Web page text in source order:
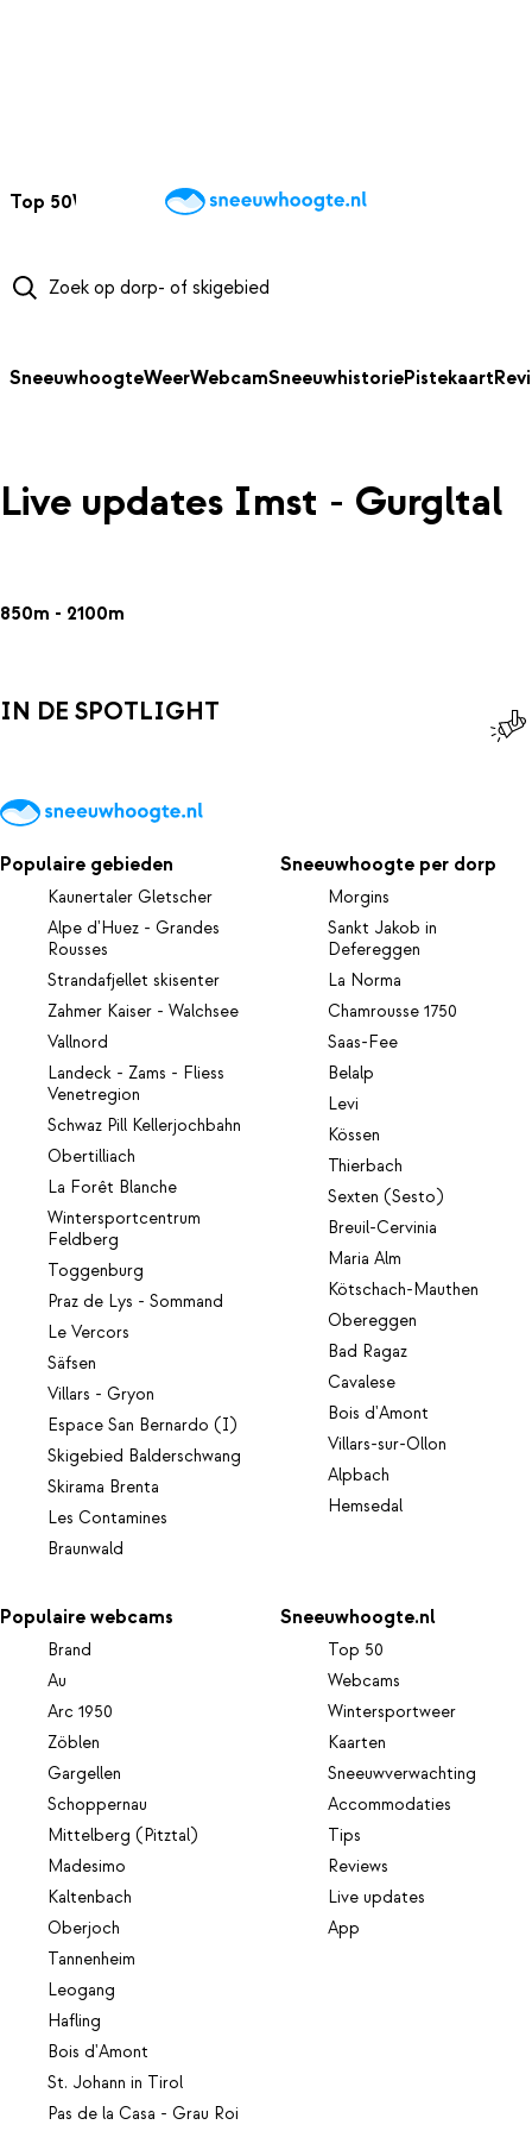
Top 50Webcams WintersportweerKaarten
SneeuwhoogteWeerWebcamSneeuwhistoriePistekaart
Live updates Imst - Gurgltal
850m - 2100m
IN DE SPOTLIGHT
Populaire gebieden
Kaunertaler Gletscher
Alpe d'Huez - Grandes
Rousses
Strandafjellet skisenter
Zahmer Kaiser - Walchsee
Vallnord
Landeck - Zams - Fliess
Venetregion
Schwaz Pill Kellerjochbahn
Obertilliach
La Forêt Blanche
Wintersportcentrum
Feldberg
Toggenburg
Praz de Lys - Sommand
Le Vercors
Säfsen
Villars - Gryon
Espace San Bernardo (I)
Skigebied Balderschwang
Skirama Brenta
Les Contamines
Braunwald
Sneeuwhoogte per dorp
Morgins
Sankt Jakob in
Defereggen
La Norma
Chamrousse 1750
Saas-Fee
Belalp
Levi
Kössen
Thierbach
Sexten (Sesto)
Breuil-Cervinia
Maria Alm
Kötschach-Mauthen
Obereggen
Bad Ragaz
Cavalese
Bois d'Amont
Villars-sur-Ollon
Alpbach
Hemsedal
Populaire webcams
Brand
Au
Arc 1950
Zöblen
Gargellen
Schoppernau
Mittelberg (Pitztal)
Madesimo
Kaltenbach
Oberjoch
Tannenheim
Leogang
Hafling
Bois d'Amont
St. Johann in Tirol
Pas de la Casa - Grau Roi
Sneeuwhoogte.nl
Top 50
Webcams
Wintersportweer
Kaarten
Sneeuwverwachting
Accommodaties
Tips
Reviews
Live updates
App